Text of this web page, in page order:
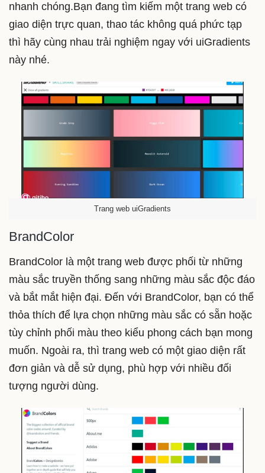
nhanh chóng.Bạn đang tìm kiếm một trang web có
giao diện trực quan, thao tác không quá phức tạp
thì hãy cùng nhau trải nghiệm ngay với uiGradients
này nhé.
Trang web uiGradients
BrandColor
BrandColor là một trang web được phối từ những
màu sắc truyền thống sang những màu sắc độc đáo
và bắt mắt hiện đại. Đến với BrandColor, bạn có thể
thỏa thích để lựa chọn những màu sắc có sẵn hoặc
tùy chỉnh phối màu theo kiểu phong cách bạn mong
muốn. Ngoài ra, thì trang web có một giao diện rất
đơn giản và dễ sử dụng, phù hợp với nhiều đối
tượng người dùng.